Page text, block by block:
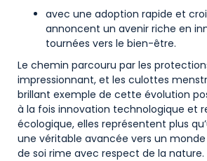
avec une adoption rapide et
annoncent un avenir riche en
tournées vers le bien-être.
Le chemin parcouru par les
impressionnant, et les culottes
brillant exemple de cette évolution
à la fois innovation technologique et
écologique, elles représentent plus
une véritable avancée vers un
de soi rime avec respect de la nature.